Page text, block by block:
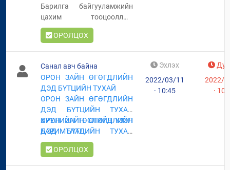
Барилга байгууламжийн
цахим тооцооллын
программ хангамжийг
баталгаажуулж, хэрэглэх
ОРОЛЦОХ
Санал авч байна
ОРОН ЗАЙН ӨГӨГДЛИЙН
ДЭД БҮТЦИЙН ТУХАЙ
ОРОН ЗАЙН ӨГӨГДЛИЙН
ДЭД БҮТЦИЙН ТУХАЙ
ХУУЛИЙН ТӨСЛИЙН ҮЗЭЛ
БАРИМТЛАЛ
ОРОН ЗАЙН ӨГӨГДЛИЙН
ДЭД БҮТЦИЙН ТУХАЙ
ХУУЛИЙН ТӨСЛИЙН
ТАНИЛЦУУЛГА
ОРОЛЦОХ
Эхлэх
2022/03/11
· 10:45
2022/
·